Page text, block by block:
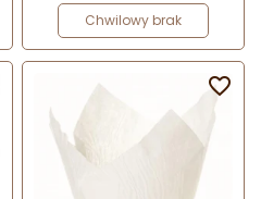
Chwilowy brak
